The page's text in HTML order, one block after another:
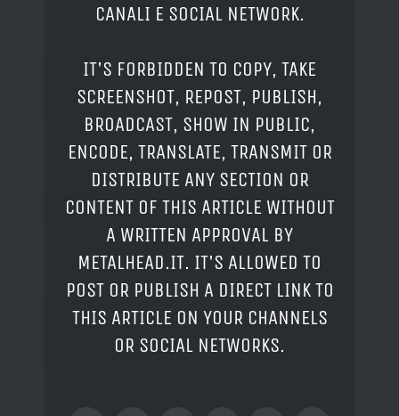
CANALI E SOCIAL NETWORK.
IT'S FORBIDDEN TO COPY, TAKE
SCREENSHOT, REPOST, PUBLISH,
BROADCAST, SHOW IN PUBLIC,
ENCODE, TRANSLATE, TRANSMIT OR
DISTRIBUTE ANY SECTION OR
CONTENT OF THIS ARTICLE WITHOUT
A WRITTEN APPROVAL BY
METALHEAD.IT. IT'S ALLOWED TO
POST OR PUBLISH A DIRECT LINK TO
THIS ARTICLE ON YOUR CHANNELS
OR SOCIAL NETWORKS.